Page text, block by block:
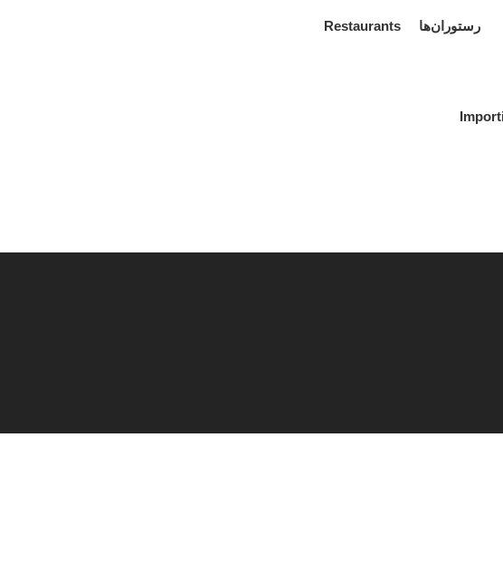
رستوران‌ها Restaurants